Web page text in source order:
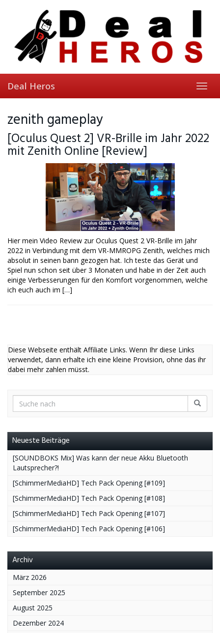
Deal Heros
zenith gameplay
[Oculus Quest 2] VR-Brille im Jahr 2022
mit Zenith Online [Review]
Hier mein Video Review zur Oculus Quest 2 VR-Brille im Jahr
2022 in Verbindung mit dem VR-MMROPG Zenith, welches mich
absolut in seinen bann gezogen hat. Ich teste das Gerät und
Spiel nun schon seit über 3 Monaten und habe in der Zeit auch
einige Verbesserungen für den Komfort vorgenommen, welche
ich euch auch im […]
Diese Webseite enthält Affiliate Links. Wenn Ihr diese Links
verwendet, dann erhalte ich eine kleine Provision, ohne das ihr
dabei mehr zahlen müsst.
Neueste Beiträge
[SOUNDBOKS Mix] Was kann der neue Akku Bluetooth
Lautsprecher?!
[SchimmerMediaHD] Tech Pack Opening [#109]
[SchimmerMediaHD] Tech Pack Opening [#108]
[SchimmerMediaHD] Tech Pack Opening [#107]
[SchimmerMediaHD] Tech Pack Opening [#106]
Archiv
März 2026
September 2025
August 2025
Dezember 2024